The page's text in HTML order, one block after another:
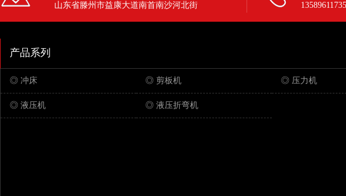
山东省滕州市益康大道南首南沙河北街 13589611735
产品系列
◎ 冲床 ◎ 剪板机 ◎ 压力机
◎ 液压机 ◎ 液压折弯机